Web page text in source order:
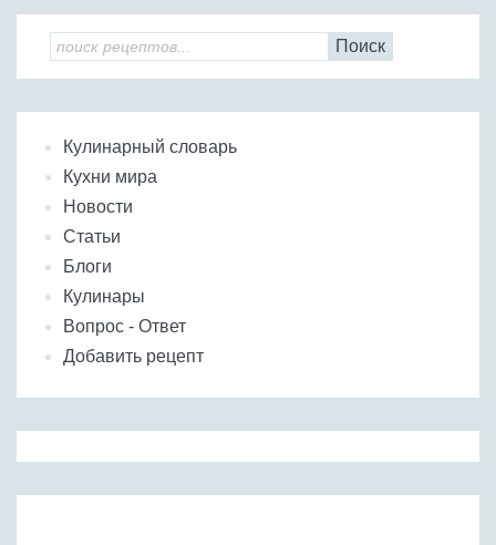
Поиск
Кулинарный словарь
Кухни мира
Новости
Статьи
Блоги
Кулинары
Вопрос - Ответ
Добавить рецепт